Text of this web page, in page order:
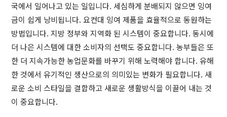
국에서 일어나고 있는 일입니다. 세심하게 분배되지 않으면 잉여
금이 쉽게 낭비됩니다. 요컨대 잉여 제품을 효율적으로 동원하는
방법입니다. 지방 정부와 지역화 된 시스템이 중요합니다. 동시에
더 나은 시스템에 대한 소비자의 선택도 중요합니다. 농부들은 또
한 더 지속가능한 농업문화를 바꾸기 위해 노력해야 합니다. 유해
한 것에서 유기적인 생산으로의 의미있는 변화가 필요합니다. 새
로운 소비 스타일을 결합하고 새로운 생활방식을 이끌어 내는 것
이 중요합니다.